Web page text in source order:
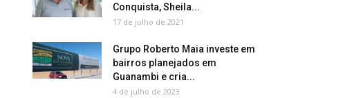
Conquista, Sheila...
17 de julho de 2021
Grupo Roberto Maia investe em
bairros planejados em
Guanambi e cria...
4 de julho de 2023